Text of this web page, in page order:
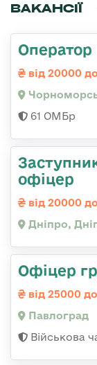
ВАКАНСІЇ
від 20000
61 ОМБр
офіцер
від 20000
Дніпро,
Офіцер
від 25000
Павлоград
Військова